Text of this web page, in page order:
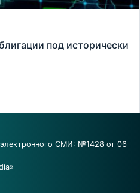
под исторически
СМИ: №1428 от 06